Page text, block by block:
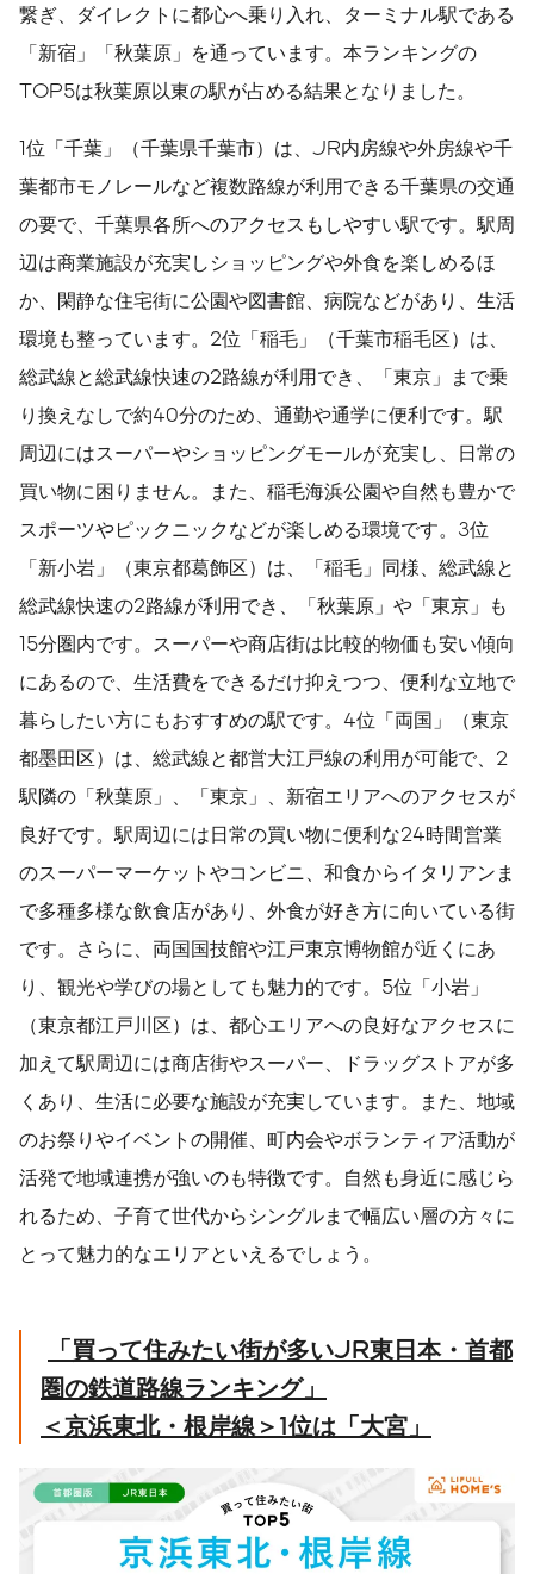
繋ぎ、ダイレクトに都心へ乗り入れ、ターミナル駅である
「新宿」「秋葉原」を通っています。本ランキングの
TOP5は秋葉原以東の駅が占める結果となりました。
1位「千葉」（千葉県千葉市）は、JR内房線や外房線や千
葉都市モノレールなど複数路線が利用できる千葉県の交通
の要で、千葉県各所へのアクセスもしやすい駅です。駅周
辺は商業施設が充実しショッピングや外食を楽しめるほ
か、閑静な住宅街に公園や図書館、病院などがあり、生活
環境も整っています。2位「稲毛」（千葉市稲毛区）は、
総武線と総武線快速の2路線が利用でき、「東京」まで乗
り換えなしで約40分のため、通勤や通学に便利です。駅
周辺にはスーパーやショッピングモールが充実し、日常の
買い物に困りません。また、稲毛海浜公園や自然も豊かで
スポーツやピックニックなどが楽しめる環境です。3位
「新小岩」（東京都葛飾区）は、「稲毛」同様、総武線と
総武線快速の2路線が利用でき、「秋葉原」や「東京」も
15分圏内です。スーパーや商店街は比較的物価も安い傾向
にあるので、生活費をできるだけ抑えつつ、便利な立地で
暮らしたい方にもおすすめの駅です。4位「両国」（東京
都墨田区）は、総武線と都営大江戸線の利用が可能で、2
駅隣の「秋葉原」、「東京」、新宿エリアへのアクセスが
良好です。駅周辺には日常の買い物に便利な24時間営業
のスーパーマーケットやコンビニ、和食からイタリアンま
で多種多様な飲食店があり、外食が好き方に向いている街
です。さらに、両国国技館や江戸東京博物館が近くにあ
り、観光や学びの場としても魅力的です。5位「小岩」
（東京都江戸川区）は、都心エリアへの良好なアクセスに
加えて駅周辺には商店街やスーパー、ドラッグストアが多
くあり、生活に必要な施設が充実しています。また、地域
のお祭りやイベントの開催、町内会やボランティア活動が
活発で地域連携が強いのも特徴です。自然も身近に感じら
れるため、子育て世代からシングルまで幅広い層の方々に
とって魅力的なエリアといえるでしょう。
「買って住みたい街が多いJR東日本・首都
圏の鉄道路線ランキング」
＜京浜東北・根岸線＞ 1位は「大宮」